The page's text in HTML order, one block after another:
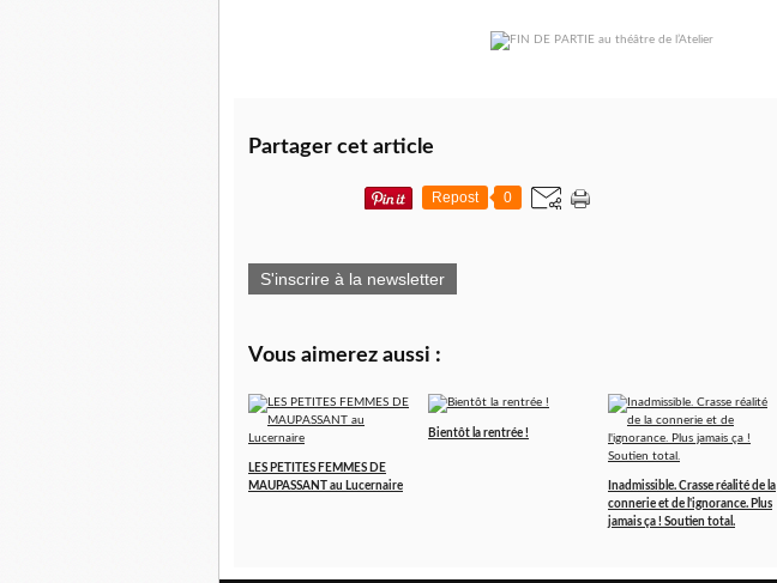
Partager cet article
Repost 0
S'inscrire à la newsletter
Vous aimerez aussi :
LES PETITES FEMMES DE
MAUPASSANT au Lucernaire
Bientôt la rentrée !
Inadmissible. Crasse réalité de la
connerie et de l'ignorance. Plus
jamais ça ! Soutien total.